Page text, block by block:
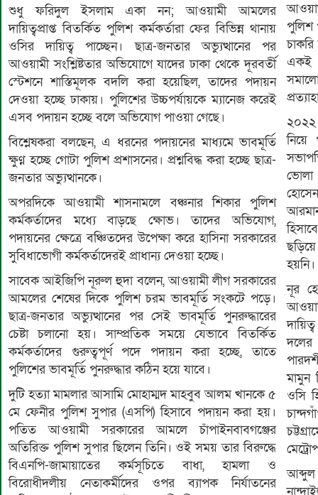
শুধু ফরিদুল ইসলাম একা নন; আওয়ামী আমলের
দায়িত্বপ্রাপ্ত বিতর্কিত পুলিশ কর্মকর্তারা ফের বিভিন্ন থানায়
ওসির দায়িত্ব পাচ্ছেন। ছাত্র-জনতার অভ্যুত্থানের পর
আওয়ামী সংশ্লিষ্টতার অভিযোগে যাদের ঢাকা থেকে দূরবর্তী
স্টেশনে শাস্তিমূলক বদলি করা হয়েছিল, তাদের পদায়ন
দেওয়া হচ্ছে ঢাকায়। পুলিশের উচ্চপর্যায়কে ম্যানেজ করেই
এসব পদায়ন হচ্ছে বলে অভিযোগ পাওয়া গেছে।
বিশ্লেষকরা বলছেন, এ ধরনের পদায়নের মাধ্যমে ভাবমূর্তি
ক্ষুণ্ন হচ্ছে গোটা পুলিশ প্রশাসনের। প্রশ্নবিদ্ধ করা হচ্ছে ছাত্র-
জনতার অভ্যুত্থানকে।
অপরদিকে আওয়ামী শাসনামলে বঞ্চনার শিকার পুলিশ
কর্মকর্তাদের মধ্যে বাড়ছে ক্ষোভ। তাদের অভিযোগ,
পদায়নের ক্ষেত্রে বঞ্চিতদের উপেক্ষা করে হাসিনা সরকারের
সুবিধাভোগী কর্মকর্তাদেরই প্রাধান্য দেওয়া হচ্ছে।
সাবেক আইজিপি নূরুল হুদা বলেন, আওয়ামী লীগ সরকারের
আমলের শেষের দিকে পুলিশ চরম ভাবমূর্তি সংকটে পড়ে।
ছাত্র-জনতার অভ্যুত্থানের পর সেই ভাবমূর্তি পুনরুদ্ধারের
চেষ্টা চলানো হয়। সাম্প্রতিক সময়ে যেভাবে বিতর্কিত
কর্মকর্তাদের গুরুত্বপূর্ণ পদে পদায়ন করা হচ্ছে, তাতে
পুলিশের ভাবমূর্তি পুনরুদ্ধার কঠিন হয়ে যাবে।
দুটি হত্যা মামলার আসামি মোহাম্মদ মাহবুব আলম খানকে ৫
মে ফেনীর পুলিশ সুপার (এসপি) হিসাবে পদায়ন করা হয়।
পতিত আওয়ামী সরকারের আমলে চাঁপাইনবাবগঞ্জের
অতিরিক্ত পুলিশ সুপার ছিলেন তিনি। ওই সময় তার বিরুদ্ধে
বিএনপি-জামায়াতের কর্মসূচিতে বাধা, হামলা ও
বিরোধীদলীয় নেতাকর্মীদের ওপর ব্যাপক নির্যাতনের
পুলিশ
একই
২০২২
নিয়ে
ভোলা
হয়নি।
নূর
দলের
মামুন
ওসি
আব্দুল